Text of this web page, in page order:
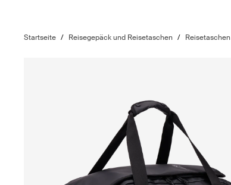
Startseite / Reisegepäck und Reisetaschen / Reisetaschen